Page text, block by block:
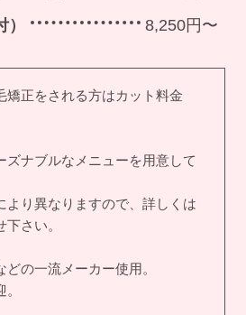
8,250円〜
正をされる方はカット料金
ズナブルなメニューを用意して
より異なりますので、詳しくは
さい。
の一流メーカー使用。